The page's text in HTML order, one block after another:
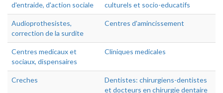
d'entraide, d'action sociale
culturels et socio-educatifs
Audioprothesistes,
correction de la surdite
Centres d'amincissement
Centres medicaux et
sociaux, dispensaires
Cliniques medicales
Creches
Dentistes: chirurgiens-dentistes
et docteurs en chirurgie dentaire